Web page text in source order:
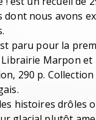
dont nous avons
paru pour la
Librairie Marpon et
290 p. Collection
histoires drôles